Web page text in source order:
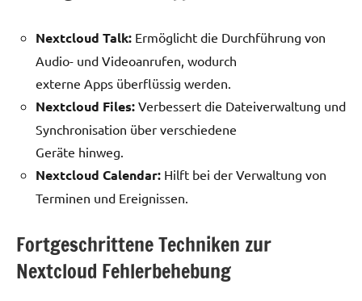
Nextcloud Talk: Ermöglicht die Durchführung von
Audio- und Videoanrufen, wodurch
externe Apps überflüssig werden.
Nextcloud Files: Verbessert die Dateiverwaltung und
Synchronisation über verschiedene
Geräte hinweg.
Nextcloud Calendar: Hilft bei der Verwaltung von
Terminen und Ereignissen.
Fortgeschrittene Techniken zur
Nextcloud Fehlerbehebung